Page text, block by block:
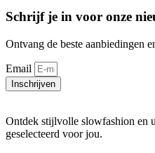
Schrijf je in voor onze
Ontvang de beste aanbiedingen
Email
Inschrijven
Ontdek stijlvolle slowfashion en
geselecteerd voor jou.